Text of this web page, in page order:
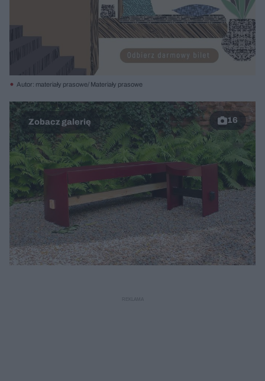
Autor: materiały prasowe/ Materiały prasowe
16